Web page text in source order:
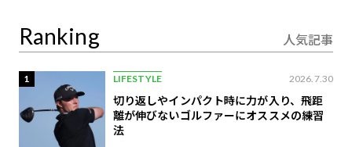
Ranking 人気記事
1 LIFESTYLE 2026.7.30
切り返しやインパクト時に力が入り、飛距
離が伸びないゴルファーにオススメの練習
法